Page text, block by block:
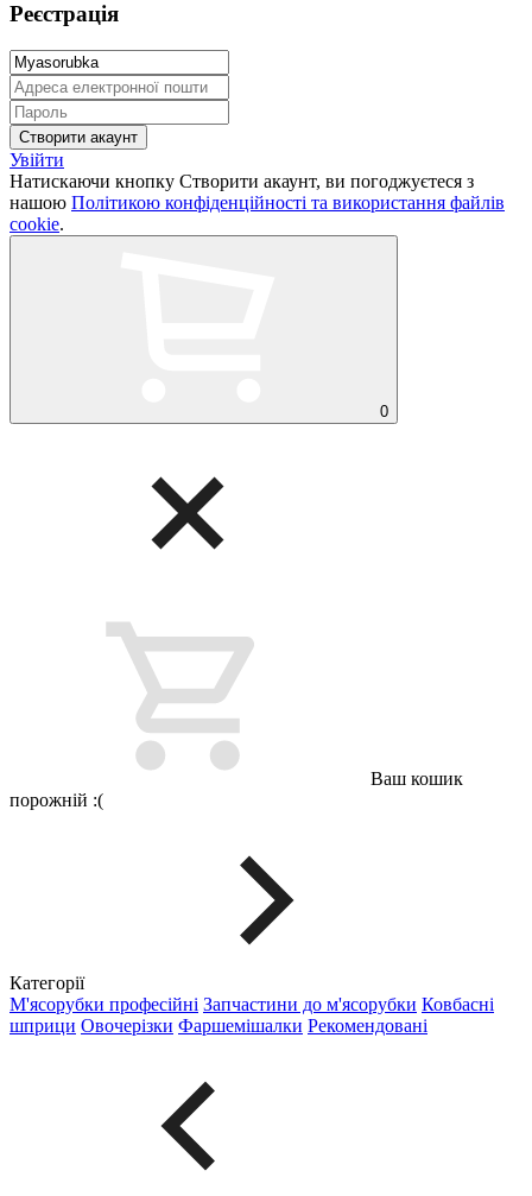
Реєстрація
Увійти
Натискаючи кнопку Створити акаунт, ви погоджуєтеся з
нашою Політикою конфіденційності та використання файлів
cookie.
0
Ваш кошик
порожній :(
Категорії
М'ясорубки професійні Запчастини до м'ясорубки Ковбасні
шприци Овочерізки Фаршемішалки Рекомендовані